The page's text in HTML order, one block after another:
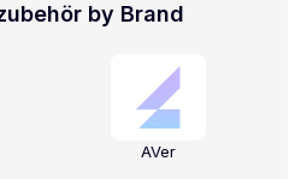
by Brand
AVer